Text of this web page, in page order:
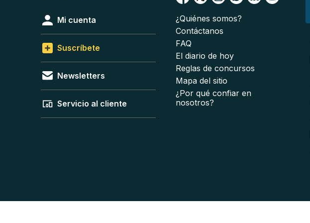
Mi cuenta
Suscríbete
Newsletters
Servicio al cliente
¿Quiénes somos?
Contáctanos
FAQ
El diario de hoy
Reglas de concursos
Mapa del sitio
¿Por qué confiar en
nosotros?